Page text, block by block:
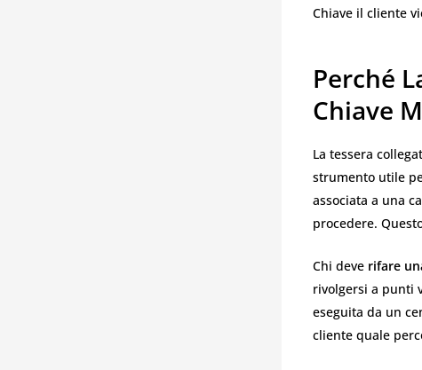
Chiave il cliente
Perché
Chiave
La tessera
strumento utile
associata a una
procedere.
Chi deve rifare
rivolgersi a punti
eseguita da un
cliente quale